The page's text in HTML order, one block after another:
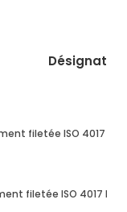
Désignation
filetée ISO 4017 M10
filetée ISO 4017 M24